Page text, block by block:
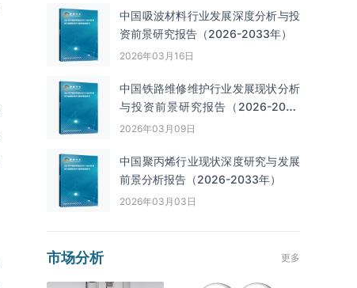
中国吸波材料行业发展深度分析与投
资前景研究报告（2026-2033年）
2026年03月16日
中国铁路维修维护行业发展现状分析
与投资前景研究报告（2026-2033
年）
2026年03月09日
中国聚丙烯行业现状深度研究与发展
前景分析报告（2026-2033年）
2026年03月03日
市场分析 更多